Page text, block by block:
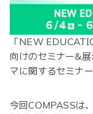
「NEW
向けのセミナー&
マに関するセミナ
今回COMPASSは